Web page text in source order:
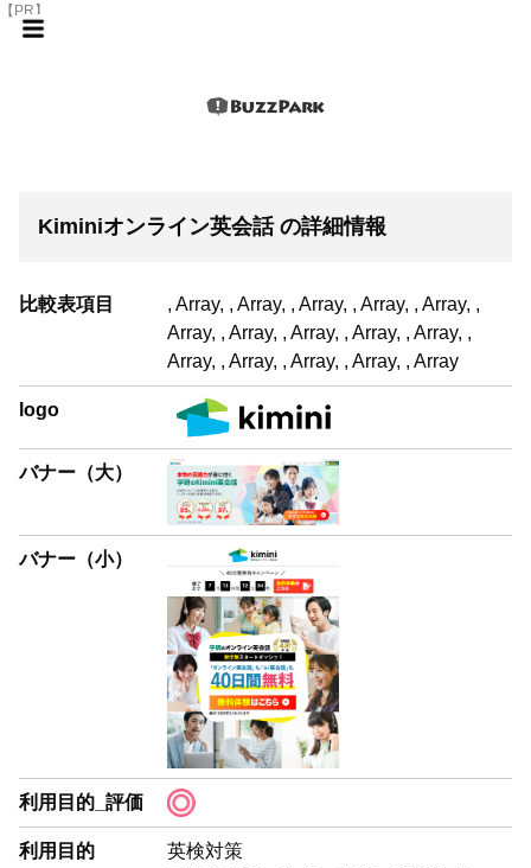
【PR】
Kiminiオンライン英会話 の詳細情報
比較表項目
, Array, , Array, , Array, , Array, , Array, ,
Array, , Array, , Array, , Array, , Array, ,
Array, , Array, , Array, , Array, , Array
logo
バナー（大）
バナー（小）
利用目的_評価
利用目的
英検対策